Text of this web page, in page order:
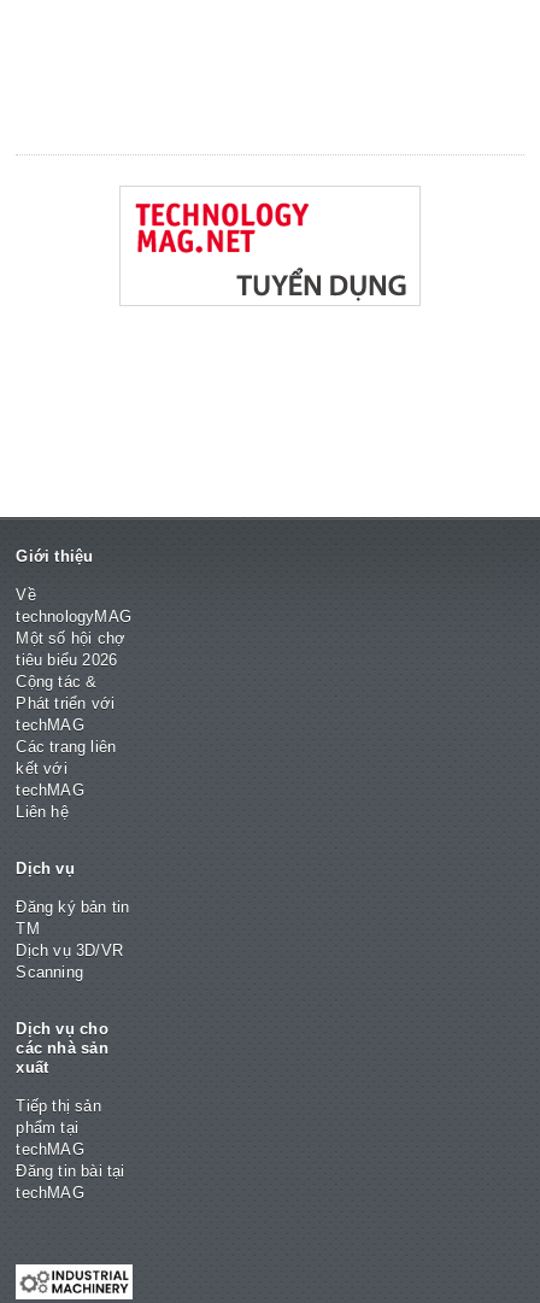
Giới thiệu
Về
technologyMAG
Một số hội chợ
tiêu biểu 2026
Cộng tác &
Phát triển với
techMAG
Các trang liên
kết với
techMAG
Liên hệ
Dịch vụ
Đăng ký bản tin
TM
Dịch vụ 3D/VR
Scanning
Dịch vụ cho
các nhà sản
xuất
Tiếp thị sản
phẩm tại
techMAG
Đăng tin bài tại
techMAG